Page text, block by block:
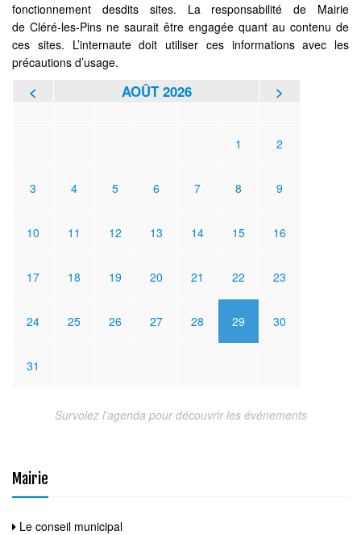
fonctionnement desdits sites. La responsabilité de Mairie
de Cléré-les-Pins ne saurait être engagée quant au contenu de
ces sites. L’internaute doit utiliser ces informations avec les
précautions d’usage.
< AOÛT 2026 >
1
2
3 4 5 6 7 8 9
10 11 12 13 14 15 16
17 18 19 20 21 22 23
24 25 26 27 28 29 30
31
Survolez l'agenda pour découvrir les événements
Mairie
Le conseil municipal